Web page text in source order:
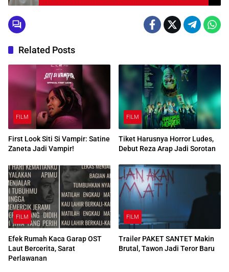
Pencarian Jati Diri, dan Hidayah
Related Posts
FILM
First Look Siti Si Vampir: Satine
Zaneta Jadi Vampir!
FILM
Tiket Harusnya Horror Ludes,
Debut Reza Arap Jadi Sorotan
FILM
Efek Rumah Kaca Garap OST
Laut Bercerita, Sarat
Perlawanan
FILM
Trailer PAKET SANTET Makin
Brutal, Tawon Jadi Teror Baru